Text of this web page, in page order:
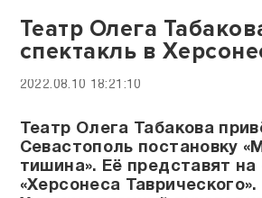
Театр Олега
спектакль в
2022.08.10 18:21:10
Театр Олега Табакова
Севастополь постановку
тишина». Её представят на
«Херсонеса Таврического».